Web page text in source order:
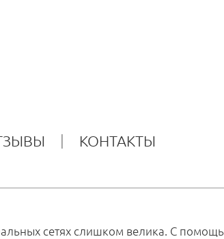
КОНТАКТЫ
сетях слишком велика. С